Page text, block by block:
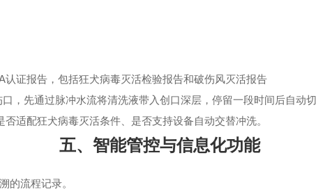
认证报告，包括狂犬病毒灭活检验报告和破伤风灭活报告
，先通过脉冲水流将清洗液带入创口深层，停留一段时间后自动
适配狂犬病毒灭活条件、是否支持设备自动交替冲洗。
五、智能管控与信息化功能
的流程记录。